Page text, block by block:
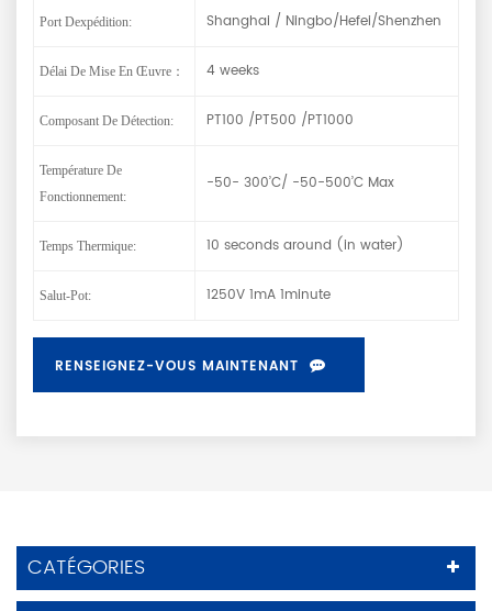
Port Dexpédition: Shanghai / Ningbo/Hefei/Shenzhen
Délai De Mise En Œuvre： 4 weeks
Composant De Détection: PT100 /PT500 /PT1000
Température De
Fonctionnement:
-50- 300’C/ -50-500’C Max
Temps Thermique: 10 seconds around (in water)
Salut-Pot: 1250V 1mA 1minute
RENSEIGNEZ-VOUS MAINTENANT
CATÉGORIES